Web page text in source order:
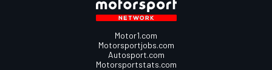
Motor1.com
Motorsportjobs.com
Autosport.com
Motorsportstats.com